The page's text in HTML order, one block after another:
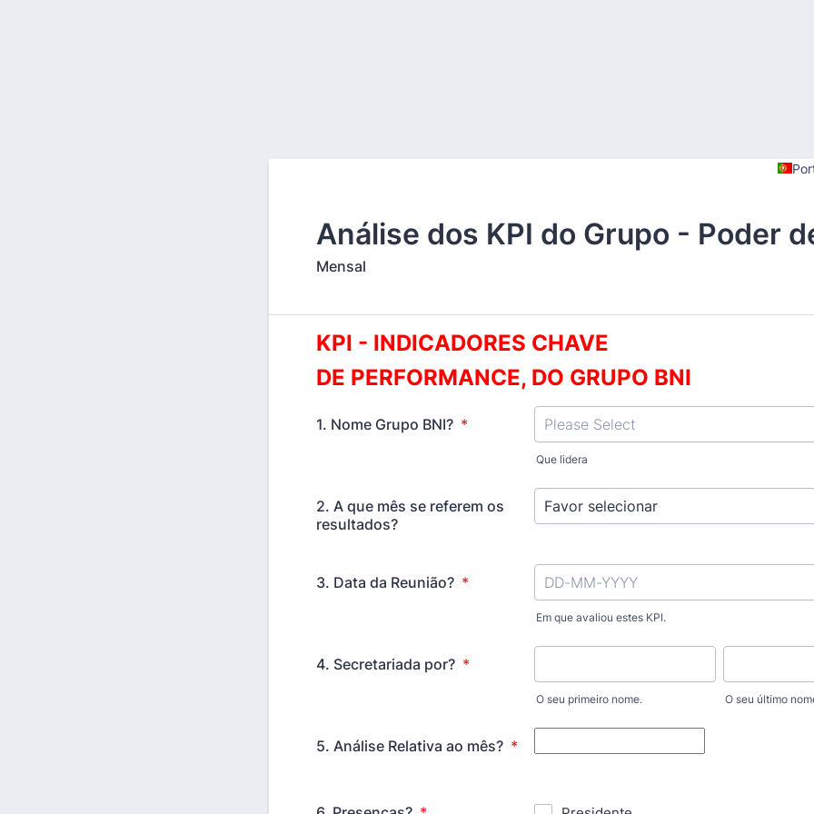
Análise dos KPI do Grupo - Poder
Mensal
KPI - INDICADORES CHAVE
DE PERFORMANCE, DO GRUPO BNI
1. Nome Grupo BNI? *
Que lidera
2. A que mês se referem os
resultados?
3. Data da Reunião? *
Em que avaliou estes KPI.
4. Secretariada por? *
O seu primeiro nome. O seu último
5. Análise Relativa ao mês? *